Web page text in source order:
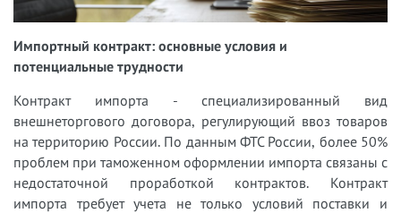
Импортный контракт: основные условия и
потенциальные трудности
Контракт импорта - специализированный вид
внешнеторгового договора, регулирующий ввоз товаров
на территорию России. По данным ФТС России, более 50%
проблем при таможенном оформлении импорта связаны с
недостаточной проработкой контрактов. Контракт
импорта требует учета не только условий поставки и